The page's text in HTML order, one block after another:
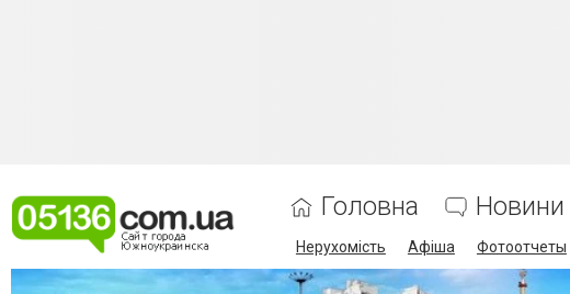
Головна Новини
Нерухомість Афіша Фотоотчеты